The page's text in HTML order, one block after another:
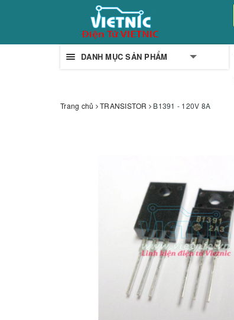
DANH MỤC SẢN PHẨM
Trang chủ TRANSISTOR B1391 - 120V 8A